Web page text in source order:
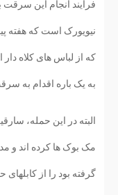
فرایند انجام این سرقت
نیویورک است که هفته
که از لباس های کلاه دار
به یک باره اقدام به
البته در این حمله،
مک بوک ها کرده اند و
گرفته بود را از